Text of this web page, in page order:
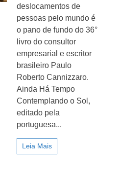
Sol
deslocamentos de
pessoas pelo mundo é
o pano de fundo do 36°
livro do consultor
empresarial e escritor
brasileiro Paulo
Roberto Cannizzaro.
Ainda Há Tempo
Contemplando o Sol,
editado pela
portuguesa...
Leia Mais